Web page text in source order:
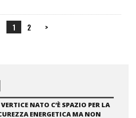
1 2 >
NATO C’È SPAZIO PER LA
ENERGETICA MA NON